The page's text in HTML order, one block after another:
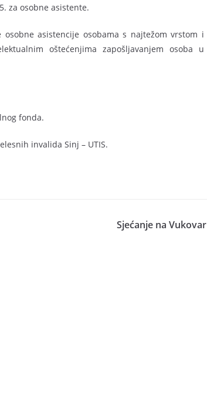
za osobne asistente.
asistencije osobama s najtežom vrstom i
oštećenjima zapošljavanjem osoba u
fonda.
invalida Sinj – UTIS.
Sjećanje na Vukovar